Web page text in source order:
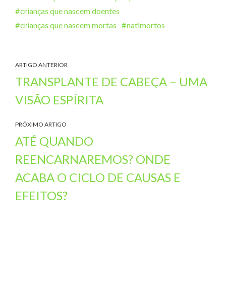
crianças que nascem doentes
crianças que nascem mortas
natimortos
ARTIGO ANTERIOR
TRANSPLANTE DE CABEÇA – UMA
VISÃO ESPÍRITA
PRÓXIMO ARTIGO
ATÉ QUANDO
REENCARNAREMOS? ONDE
ACABA O CICLO DE CAUSAS E
EFEITOS?